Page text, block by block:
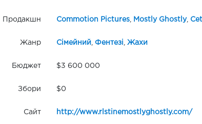
Продакшн Commotion Pictures, Mostly Ghostly,
Жанр Сімейний Фентезі Жахи
Бюджет $3 600 000
Збори $0
Сайт http://www.rlstinemostlyghostly.com/